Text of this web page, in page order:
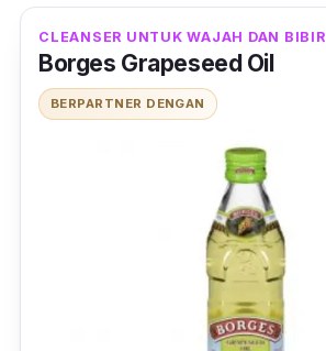
CLEANSER UNTUK WAJAH DAN BIBIR
Borges Grapeseed Oil
BERPARTNER DENGAN